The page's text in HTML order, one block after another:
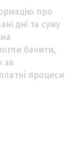
про
дні та суму
бачити,
за
процеси